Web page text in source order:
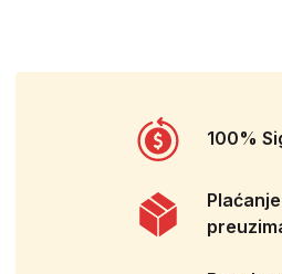
100%